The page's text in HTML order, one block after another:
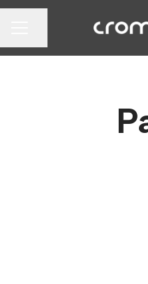
Partager la page